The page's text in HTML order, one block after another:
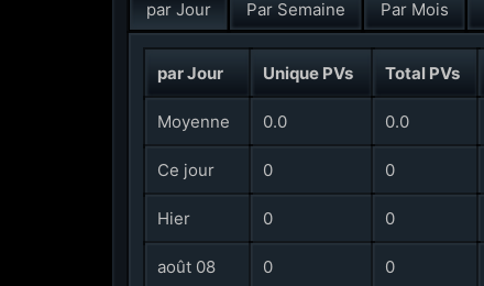
par Jour Par Semaine Par Mois
par Jour Unique PVs Total PVs
Moyenne 0.0 0.0
Ce jour 0 0
Hier 0 0
août 08 0 0